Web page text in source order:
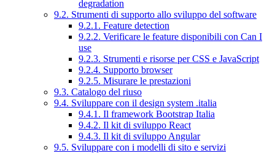
degradation
9.2. Strumenti di supporto allo sviluppo del software
9.2.1. Feature detection
9.2.2. Verificare le feature disponibili con Can I
use
9.2.3. Strumenti e risorse per CSS e JavaScript
9.2.4. Supporto browser
9.2.5. Misurare le prestazioni
9.3. Catalogo del riuso
9.4. Sviluppare con il design system .italia
9.4.1. Il framework Bootstrap Italia
9.4.2. Il kit di sviluppo React
9.4.3. Il kit di sviluppo Angular
9.5. Sviluppare con i modelli di sito e servizi